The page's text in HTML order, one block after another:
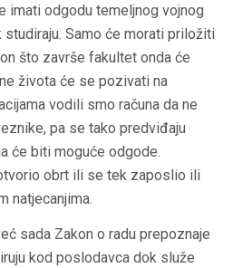
imati odgodu temeljnog vojnog
Samo će morati priložiti
što završe fakultet onda će
života će se pozivati na
vodili smo računa da ne
pa se tako predviđaju
će biti moguće odgode.
obrt ili se tek zaposlio ili
natjecanjima.
sada Zakon o radu prepoznaje
kod poslodavca dok služe